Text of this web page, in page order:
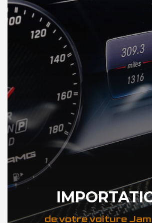
de votre voiture